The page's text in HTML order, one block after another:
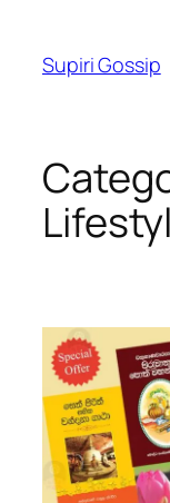
content
Supiri Gossip